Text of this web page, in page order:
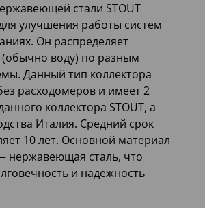
стали STOUT
улучшения работы систем
Он распределяет
(обычно воду) по разным
Данный тип коллектора
расходомеров и имеет 2
коллектора STOUT, а
Италия. Средний срок
10 лет. Основной материал
нержавеющая сталь, что
и надежность